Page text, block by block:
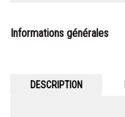
Informations générales
DESCRIPTION